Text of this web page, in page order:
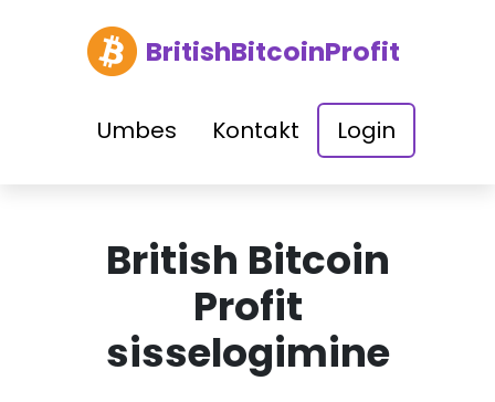
BritishBitcoinProfit
Umbes Kontakt Login
British Bitcoin
Profit
sisselogimine